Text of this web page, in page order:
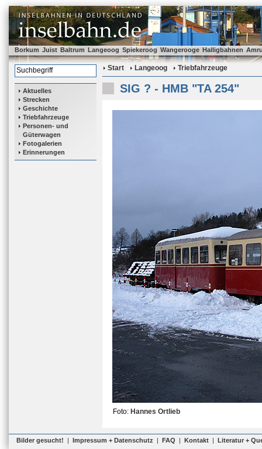
Borkum Juist Baltrum Langeoog Spiekeroog Wangerooge Halligbahnen
Aktuelles
Strecken
Geschichte
Triebfahrzeuge
Personen- und
Güterwagen
Fotogalerien
Erinnerungen
Start Langeoog Triebfahrzeuge
SIG ? - HMB "TA 254"
Foto: Hannes Ortlieb
Bilder gesucht! | Impressum + Datenschutz | FAQ | Kontakt | Literatur +